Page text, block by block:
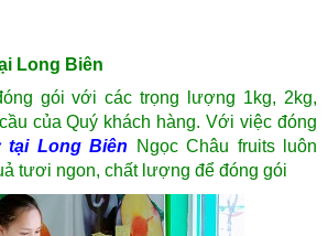
Long Biên
gói với các trọng lượng 1kg, 2kg,
của Quý khách hàng. Với việc đóng
tại Long Biên Ngọc Châu fruits luôn
tươi ngon, chất lượng để đóng gói